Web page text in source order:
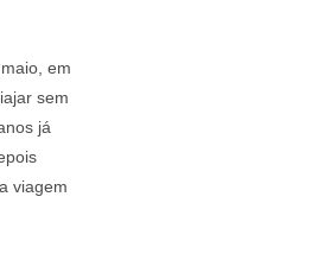
em
sem
já
viagem